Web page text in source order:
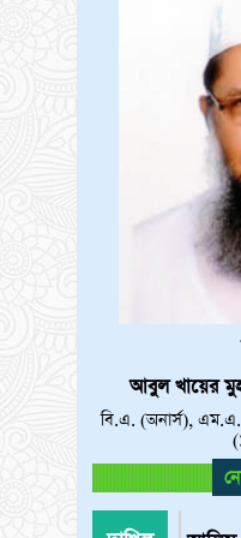
আবুল খায়ের
বি.এ. (অনার্স), এম.এ.